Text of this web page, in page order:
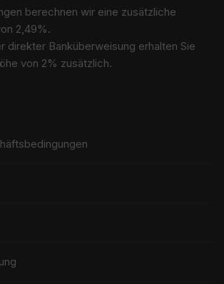
berechnen wir eine zusätzliche
2,49%.
direkter Banküberweisung erhalten Sie
von 2% zusätzlich.